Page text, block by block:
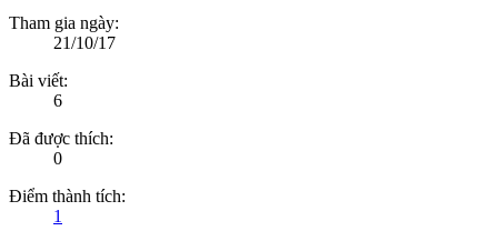
Tham gia ngày:
21/10/17
Bài viết:
6
Đã được thích:
0
Điểm thành tích:
1